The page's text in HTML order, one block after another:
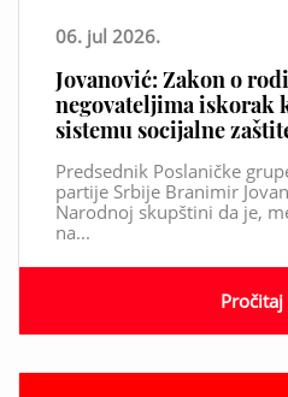
06. jul 2026.
Jovanović: Zakon o
negovateljima iskorak
sistemu socijalne
Predsednik Poslaničke
partije Srbije Branimir
Narodnoj skupštini da je,
na...
Pročitaj